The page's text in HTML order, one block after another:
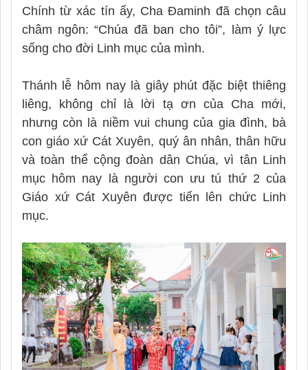
Chính từ xác tín ấy, Cha Đaminh đã chọn câu
châm ngôn: “Chúa đã ban cho tôi”, làm ý lực
sống cho đời Linh mục của mình.
Thánh lễ hôm nay là giây phút đặc biệt thiêng
liêng, không chỉ là lời tạ ơn của Cha mới,
nhưng còn là niềm vui chung của gia đình, bà
con giáo xứ Cát Xuyên, quý ân nhân, thân hữu
và toàn thể cộng đoàn dân Chúa, vì tân Linh
mục hôm nay là người con ưu tú thứ 2 của
Giáo xứ Cát Xuyên được tiến lên chức Linh
mục.